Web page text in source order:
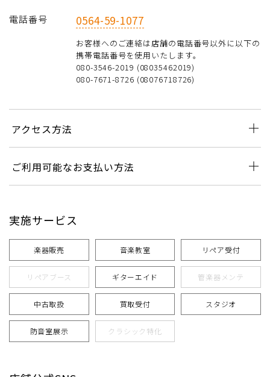
電話番号 0564-59-1077
お客様へのご連絡は店舗の電話番号以外に以下の
携帯電話番号を使用いたします。
080-3546-2019 (08035462019)
080-7671-8726 (08076718726)
アクセス方法
ご利用可能なお支払い方法
実施サービス
楽器販売 音楽教室 リペア受付
リペアブース ギターエイド 管楽器メンテ
中古取扱 買取受付 スタジオ
防音室展示 クラシック特化